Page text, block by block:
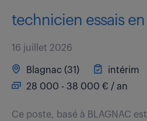
technicien essais
16 juillet 2026
Blagnac (31) intérim
28 000 - 38 000 € / an
Ce poste, basé à BLAGNAC